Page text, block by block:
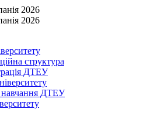
2026
2026
структура
ДТЕУ
навчання ДТЕУ